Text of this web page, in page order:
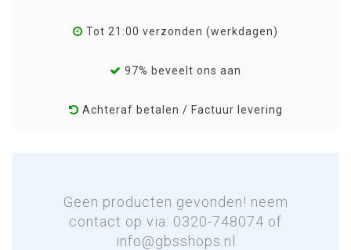
Tot 21:00 verzonden (werkdagen)
97% beveelt ons aan
Achteraf betalen / Factuur levering
Geen producten gevonden! neem
contact op via: 0320-748074 of
info@gbsshops.nl